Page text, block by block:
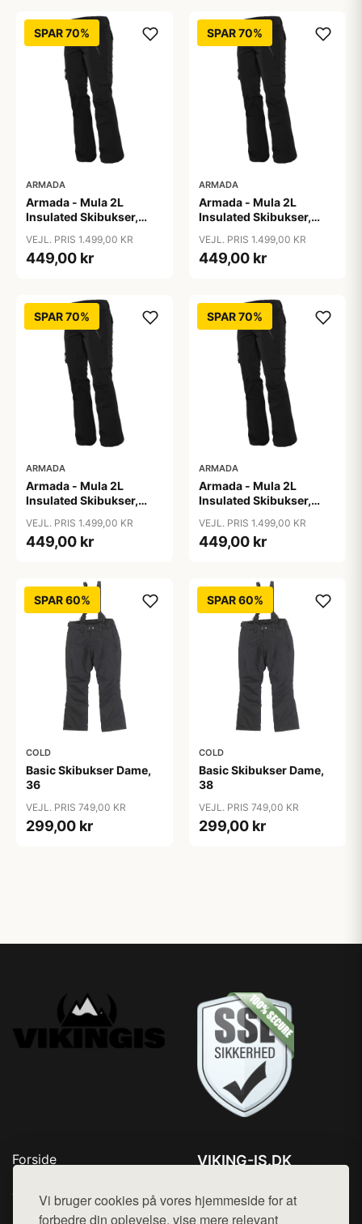
Vi bruger cookies på vores hjemmeside for at
forbedre din oplevelse, vise mere relevant
SPAR 70%
ARMADA
Armada - Mula 2L
Insulated Skibukser,
VEJL. PRIS 1.499,00 KR
449,00 kr
SPAR 70%
ARMADA
Armada - Mula 2L
Insulated Skibukser,
VEJL. PRIS 1.499,00 KR
449,00 kr
SPAR 70%
ARMADA
Armada - Mula 2L
Insulated Skibukser,
VEJL. PRIS 1.499,00 KR
449,00 kr
SPAR 70%
ARMADA
Armada - Mula 2L
Insulated Skibukser,
VEJL. PRIS 1.499,00 KR
449,00 kr
SPAR 60%
COLD
Basic Skibukser Dame,
36
VEJL. PRIS 749,00 KR
299,00 kr
SPAR 60%
COLD
Basic Skibukser Dame,
38
VEJL. PRIS 749,00 KR
299,00 kr
Forside
Top Rabatter
Kontakt
VIKING-IS.DK
Mail: hej@want.dk